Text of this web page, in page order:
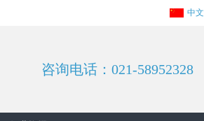
中文
咨询电话：021-58952328